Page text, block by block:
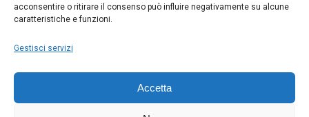
acconsentire o ritirare il consenso può influire negativamente su alcune
caratteristiche e funzioni.
Gestisci servizi
Accetta